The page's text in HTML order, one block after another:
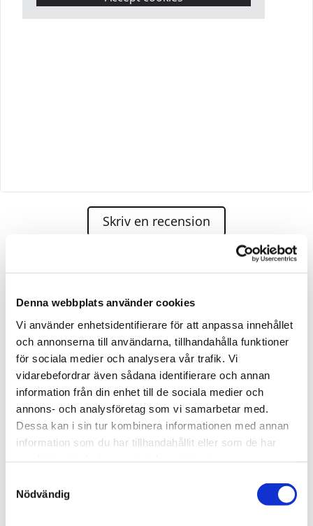
Denna webbplats använder cookies
Vi använder enhetsidentifierare för att anpassa innehållet
och annonserna till användarna, tillhandahålla funktioner
för sociala medier och analysera vår trafik. Vi
vidarebefordrar även sådana identifierare och annan
information från din enhet till de sociala medier och
annons- och analysföretag som vi samarbetar med.
Dessa kan i sin tur kombinera informationen med annan
information som du har tillhandahållit eller som de har
Nödvändig
Skriv en recension
Bärgnings-Niklas AB Vägassistans 24H agerar assistans
för;
Allbärgning
Scania bärgning
Volvo action
Volvo assistance